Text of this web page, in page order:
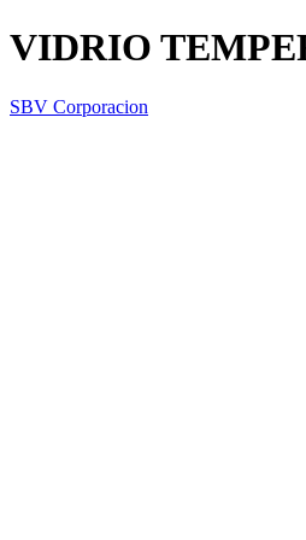
VIDRIO
SBV Corporacion